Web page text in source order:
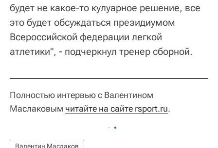
будет не какое-то кулуарное решение, все
это будет обсуждаться президиумом
Всероссийской федерации легкой
атлетики", - подчеркнул тренер сборной.
Полностью интервью с Валентином
Маслаковым читайте на сайте rsport.ru.
Валентин Маслаков